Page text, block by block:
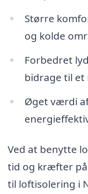
Større
og kolde
Forbedret
bidrage til et
Øget værdi
Ved at benytte
tid og kræfter
til loftisolering i